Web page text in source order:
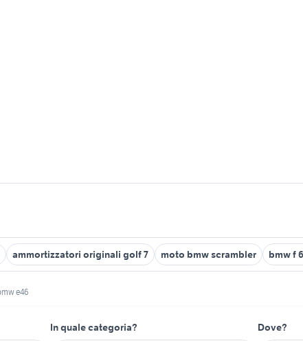
ammortizzatori originali golf 7 moto bmw scrambler bmw f
e46
In quale categoria? Dove?